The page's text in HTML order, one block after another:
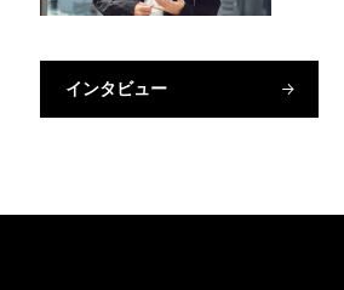
インタビュー